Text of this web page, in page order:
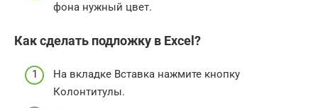
фона нужный цвет.
Как сделать подложку в Excel?
На вкладке Вставка нажмите кнопку
Колонтитулы.